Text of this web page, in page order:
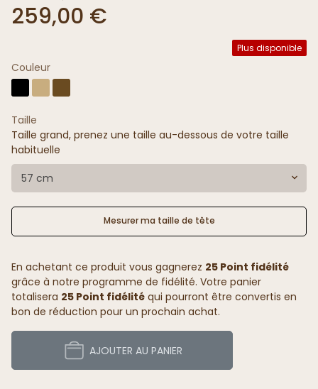
259,00 €
Plus disponible
Couleur
Taille
Taille grand, prenez une taille au-dessous de votre taille
habituelle
57 cm
Mesurer ma taille de tête
En achetant ce produit vous gagnerez 25 Point fidélité
grâce à notre programme de fidélité. Votre panier
totalisera 25 Point fidélité qui pourront être convertis en
bon de réduction pour un prochain achat.
AJOUTER AU PANIER